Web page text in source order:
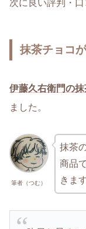
次に良い評判・口
抹茶チョコ
伊藤久右衛門の
ました。
筆者（つむ）
抹茶
商品
きます